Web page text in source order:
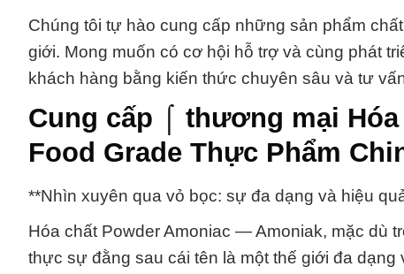
Chúng tôi tự hào cung cấp những sản phẩm
giới. Mong muốn có cơ hội hỗ trợ và cùng phát
khách hàng bằng kiến thức chuyên sâu và tư
Cung cấp ⌠ thương mại
Food Grade Thực Phẩm
**Nhìn xuyên qua vỏ bọc: sự đa dạng và hiệu
Hóa chất Powder Amoniac — Amoniak, mặc dù
thực sự đằng sau cái tên là một thế giới đa